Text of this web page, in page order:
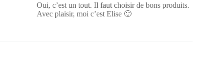
Oui, c’est un tout. Il faut choisir de bons produits.
Avec plaisir, moi c’est Elise 🙂